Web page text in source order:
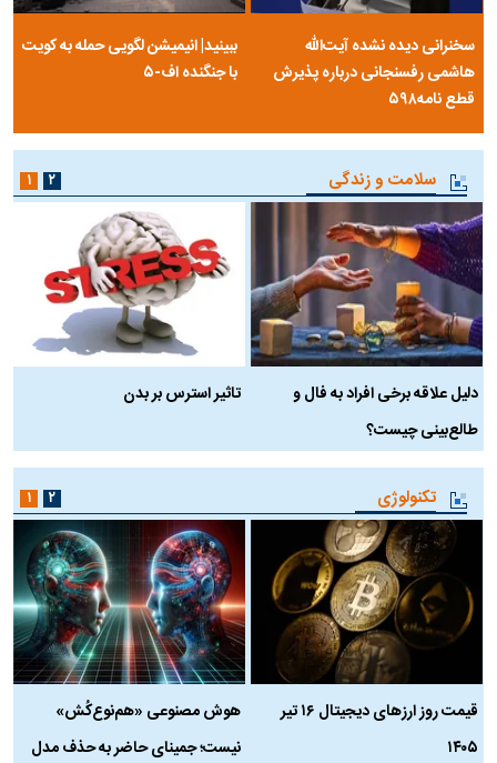
سخنرانی دیده نشده آیت‌الله
هاشمی رفسنجانی درباره پذیرش
قطع نامه۵۹۸
ببینید| انیمیشن لگویی حمله به کویت
با جنگنده اف-۵
سلامت و زندگی
دلیل علاقه برخی افراد به فال و
طالع‌بینی چیست؟
تاثیر استرس بر بدن
۱ ۲
تکنولوژی
قیمت روز ارز‌های دیجیتال ۱۶ تیر
۱۴۰۵
هوش مصنوعی «هم‌نوع‌کُش»
نیست؛ جمینای حاضر به حذف مدل
۱ ۲